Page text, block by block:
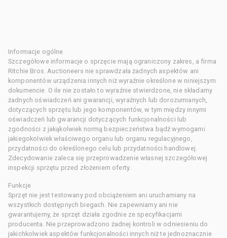
Informacje ogólne
Szczegółowe informacje o sprzęcie mają ograniczony zakres, a firma
Ritchie Bros. Auctioneers nie sprawdzała żadnych aspektów ani
komponentów urządzenia innych niż wyraźnie określone w niniejszym
dokumencie. O ile nie zostało to wyraźnie stwierdzone, nie składamy
żadnych oświadczeń ani gwarancji, wyraźnych lub dorozumianych,
dotyczących sprzętu lub jego komponentów, w tym między innymi
oświadczeń lub gwarancji dotyczących funkcjonalności lub
zgodności z jakąkolwiek normą bezpieczeństwa bądź wymogami
jakiegokolwiek właściwego organu lub organu regulacyjnego,
przydatności do określonego celu lub przydatności handlowej.
Zdecydowanie zaleca się przeprowadzenie własnej szczegółowej
inspekcji sprzętu przed złożeniem oferty.
Funkcje
Sprzęt nie jest testowany pod obciążeniem ani uruchamiany na
wszystkich dostępnych biegach. Nie zapewniamy ani nie
gwarantujemy, że sprzęt działa zgodnie ze specyfikacjami
producenta. Nie przeprowadzono żadnej kontroli w odniesieniu do
jakichkolwiek aspektów funkcjonalności innych niż te jednoznacznie